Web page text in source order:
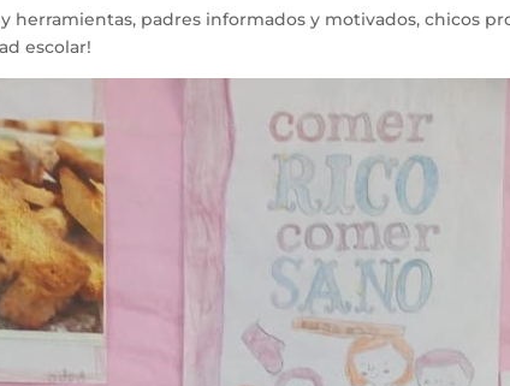
herramientas, padres informados y motivados, chicos
escolar!